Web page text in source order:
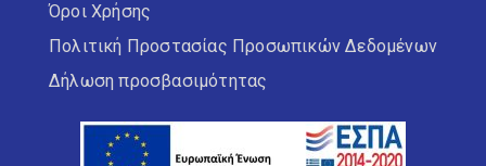
Όροι Χρήσης
Πολιτική Προστασίας Προσωπικών Δεδομένων
Δήλωση προσβασιμότητας